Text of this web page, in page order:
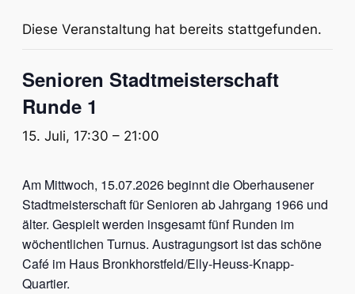
Diese Veranstaltung hat bereits stattgefunden.
Senioren Stadtmeisterschaft
Runde 1
15. Juli, 17:30 – 21:00
Am Mittwoch, 15.07.2026 beginnt die Oberhausener
Stadtmeisterschaft für Senioren ab Jahrgang 1966 und
älter. Gespielt werden insgesamt fünf Runden im
wöchentlichen Turnus. Austragungsort ist das schöne
Café im Haus Bronkhorstfeld/Elly-Heuss-Knapp-
Quartier.